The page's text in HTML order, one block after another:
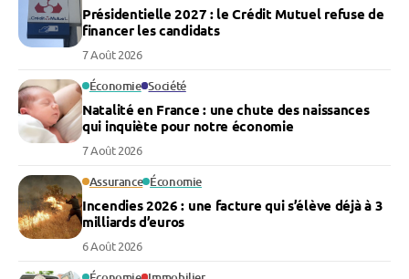
Présidentielle 2027 : le Crédit Mutuel refuse de
financer les candidats
7 Août 2026
Économie Société
Natalité en France : une chute des naissances
qui inquiète pour notre économie
7 Août 2026
Assurance Économie
Incendies 2026 : une facture qui s’élève déjà à 3
milliards d’euros
6 Août 2026